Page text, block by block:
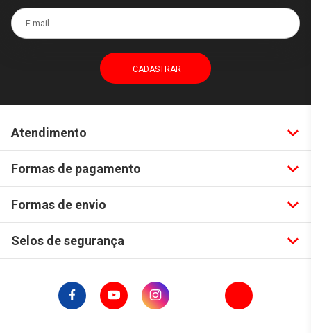
E-mail
Atendimento
Formas de pagamento
Formas de envio
Selos de segurança